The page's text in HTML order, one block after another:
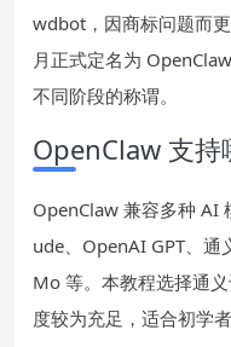
wdbot，因商标问题而
月正式定名为
不同阶段的称谓。
OpenClaw 支持
OpenClaw 兼容多种 AI
ude、OpenAI GPT、
Mo 等。本教程选择通
度较为充足，适合初学者